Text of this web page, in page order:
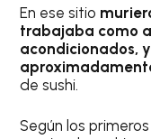
En ese sitio
trabajaba como
acondicionados,
de sushi.
Según los